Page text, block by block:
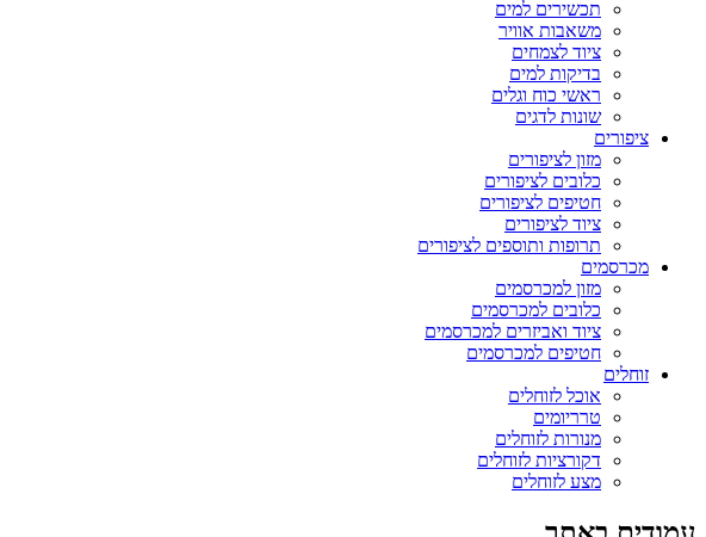
תכשירים למים
משאבות אוויר
ציוד לצמחים
בדיקות למים
ראשי כוח וגלים
שונות לדגים
ציפורים
מזון לציפורים
כלובים לציפורים
חטיפים לציפורים
ציוד לציפורים
תרופות ותוספים לציפורים
מכרסמים
מזון למכרסמים
כלובים למכרסמים
ציוד ואביזרים למכרסמים
חטיפים למכרסמים
זוחלים
אוכל לזוחלים
טרריומים
מנורות לזוחלים
דקורציות לזוחלים
מצע לזוחלים